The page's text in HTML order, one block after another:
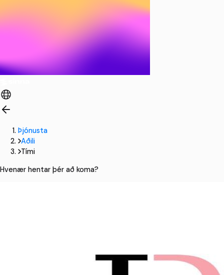
Þjónusta
Aðili
Tími
Hvenær hentar þér að koma?